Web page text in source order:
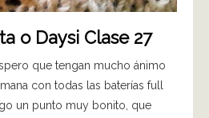
o Daysi Clase 27
que tengan mucho ánimo
con todas las baterías full
un punto muy bonito, que